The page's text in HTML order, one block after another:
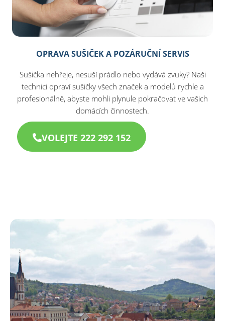
OPRAVA SUŠIČEK A POZÁRUČNÍ SERVIS
Sušička nehřeje, nesuší prádlo nebo vydává zvuky? Naši
technici opraví sušičky všech značek a modelů rychle a
profesionálně, abyste mohli plynule pokračovat ve vašich
domácích činnostech.
VOLEJTE 222 292 152